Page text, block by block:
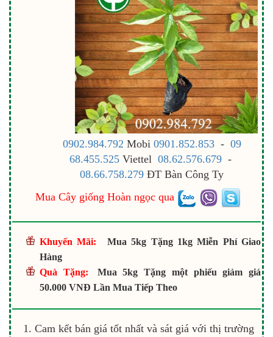
0902.984.792 Mobi 0901.852.853- 09
68.455.525Viettel 08.62.576.679-
08.66.758.279 ĐT Bàn Công Ty
Mua Cây giống Hoàn ngọc qua
Khuyến Mãi:
Mua 5kg Tặng 1kg Miễn Phí Giao
Hàng
Quà Tặng:
Mua 5kg Tặng một phiếu giảm giá
50.000 VNĐ Lần Mua Tiếp Theo
Cam kết bán giá tốt nhất và sát giá với thị trường